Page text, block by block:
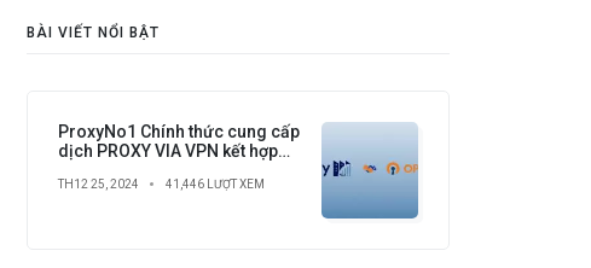
BÀI VIẾT NỔI BẬT
ProxyNo1 Chính thức cung cấp
dịch PROXY VIA VPN kết hợp
tại Việt Nam
TH12 25, 2024 41,446 LƯỢT XEM